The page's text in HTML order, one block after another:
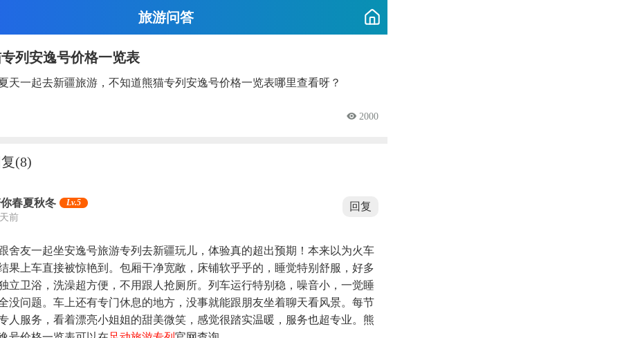
旅游问答
列安逸号价格一览表
天一起去新疆旅游，不知道熊猫专列安逸号价格一览表哪里查看呀？
 2000
(8)
春夏秋冬 Lv.5
前
回复
舍友一起坐安逸号旅游专列去新疆玩儿，体验真的超出预期！本来以为火车
果上车直接被惊艳到。包厢干净宽敞，床铺软乎乎的，睡觉特别舒服，好多
立卫浴，洗澡超方便，不用跟人抢厕所。列车运行特别稳，噪音小，一觉睡
没问题。车上还有专门休息的地方，没事就能跟朋友坐着聊天看风景。每节
人服务，看着漂亮小姐姐的甜美微笑，感觉很踏实温暖，服务也超专业。熊